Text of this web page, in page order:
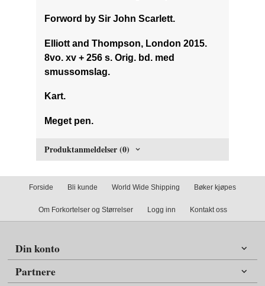
Forword by Sir John Scarlett.
Elliott and Thompson, London 2015.
8vo. xv + 256 s. Orig. bd. med
smussomslag.
Kart.
Meget pen.
Produktanmeldelser (0)
Forside Bli kunde World Wide Shipping Bøker kjøpes
Om Forkortelser og Størrelser Logg inn Kontakt oss
Din konto
Partnere